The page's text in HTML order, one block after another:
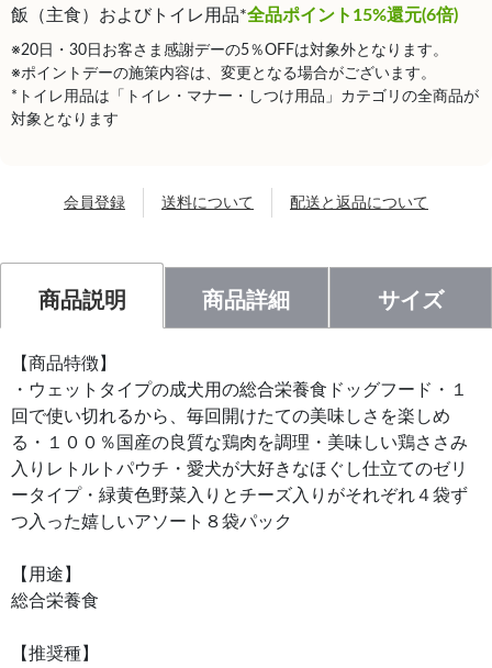
飯（主食）およびトイレ用品*全品ポイント15%還元(6倍)
※20日・30日お客さま感謝デーの5％OFFは対象外となります。
※ポイントデーの施策内容は、変更となる場合がございます。
*トイレ用品は「トイレ・マナー・しつけ用品」カテゴリの全商品が
対象となります
会員登録 送料について 配送と返品について
商品説明 商品詳細 サイズ
【商品特徴】
・ウェットタイプの成犬用の総合栄養食ドッグフード・１
回で使い切れるから、毎回開けたての美味しさを楽しめ
る・１００％国産の良質な鶏肉を調理・美味しい鶏ささみ
入りレトルトパウチ・愛犬が大好きなほぐし仕立てのゼリ
ータイプ・緑黄色野菜入りとチーズ入りがそれぞれ４袋ず
つ入った嬉しいアソート８袋パック
【用途】
総合栄養食
【推奨種】